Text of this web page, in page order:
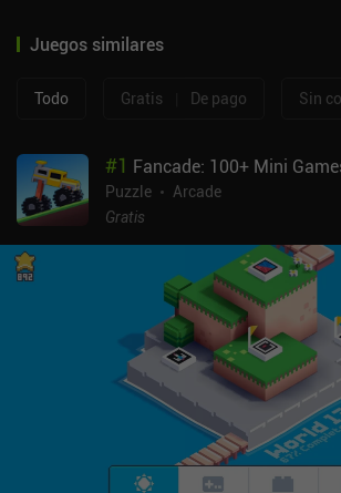
Juegos similares
Todo Gratis De pago Sin
#1 Fancade: 100+ Mini
Puzzle
Arcade
Gratis